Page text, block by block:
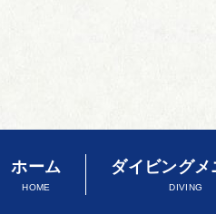
ホーム
HOME
ダイビングメ
DIVING